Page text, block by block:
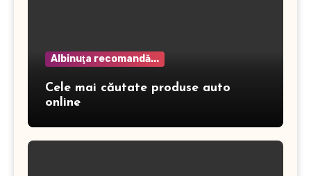
Albinuţa recomandă...
Cele mai căutate produse auto
online